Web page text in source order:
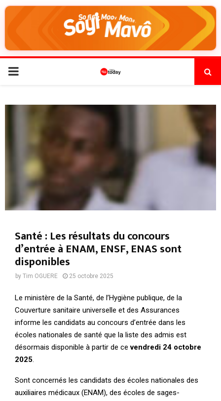
Santé : Les résultats du concours
d’entrée à ENAM, ENSF, ENAS sont
disponibles
by Tim OGUERE 25 octobre 2025
Le ministère de la Santé, de l’Hygiène publique, de la
Couverture sanitaire universelle et des Assurances
informe les candidats au concours d’entrée dans les
écoles nationales de santé que la liste des admis est
désormais disponible à partir de cevendredi 24 octobre
2025
Sont concernés les candidats des écoles nationales des
auxiliaires médicaux (ENAM), des écoles de sages-